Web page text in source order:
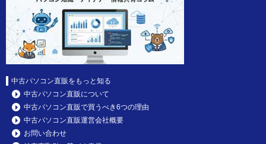
中古パソコン直販をもっと知る
中古パソコン直販について
中古パソコン直販で買うべき6つの理由
中古パソコン直販運営会社概要
お問い合わせ